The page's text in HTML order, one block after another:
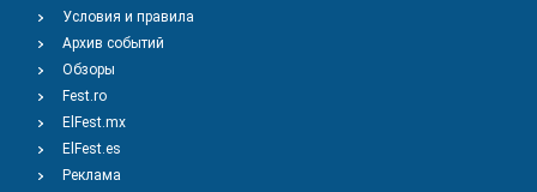
Условия и правила
Архив событий
Обзоры
Fest.ro
ElFest.mx
ElFest.es
Реклама